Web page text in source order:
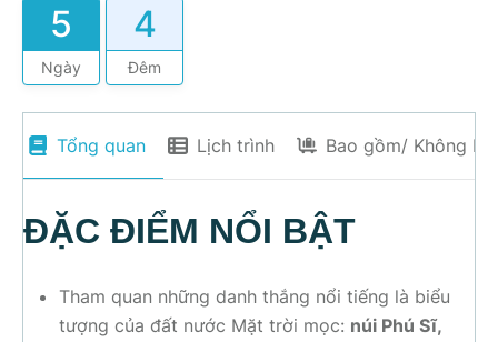
5
Ngày
4
Đêm
Tổng quan Lịch trình Bao gồm/ Không
ĐẶC ĐIỂM NỔI BẬT
Tham quan những danh thắng nổi tiếng là biểu
tượng của đất nước Mặt trời mọc: núi Phú Sĩ,